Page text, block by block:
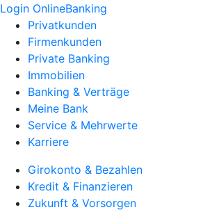
Login OnlineBanking
Privatkunden
Firmenkunden
Private Banking
Immobilien
Banking & Verträge
Meine Bank
Service & Mehrwerte
Karriere
Girokonto & Bezahlen
Kredit & Finanzieren
Zukunft & Vorsorgen